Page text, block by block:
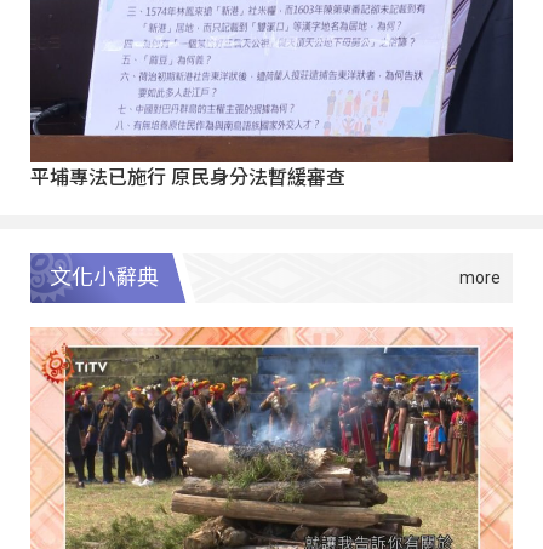
平埔專法已施行 原民身分法暫緩審查
文化小辭典